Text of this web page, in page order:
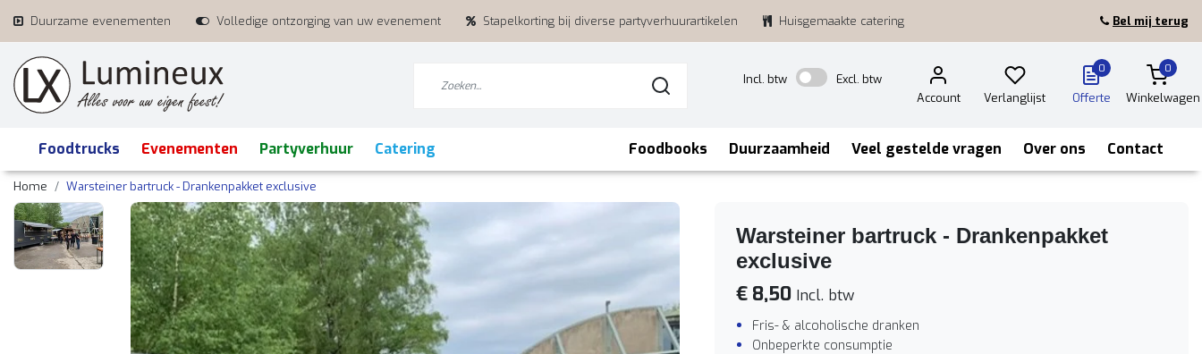
Duurzame evenementen Volledige ontzorging van uw evenement Stapelkorting bij diverse partyverhuurartikelen Huisgemaakte catering Bel mij terug
Incl. btw
Excl. btw
Account
Verlanglijst
0
Offerte
0
Winkelwagen
Foodtrucks Evenementen Partyverhuur Catering Foodbooks Duurzaamheid Veel gestelde vragen Over ons Contact
Home Warsteiner bartruck - Drankenpakket exclusive
Warsteiner bartruck - Drankenpakket
exclusive
€ 8,50 Incl. btw
Fris- & alcoholische dranken
Onbeperkte consumptie